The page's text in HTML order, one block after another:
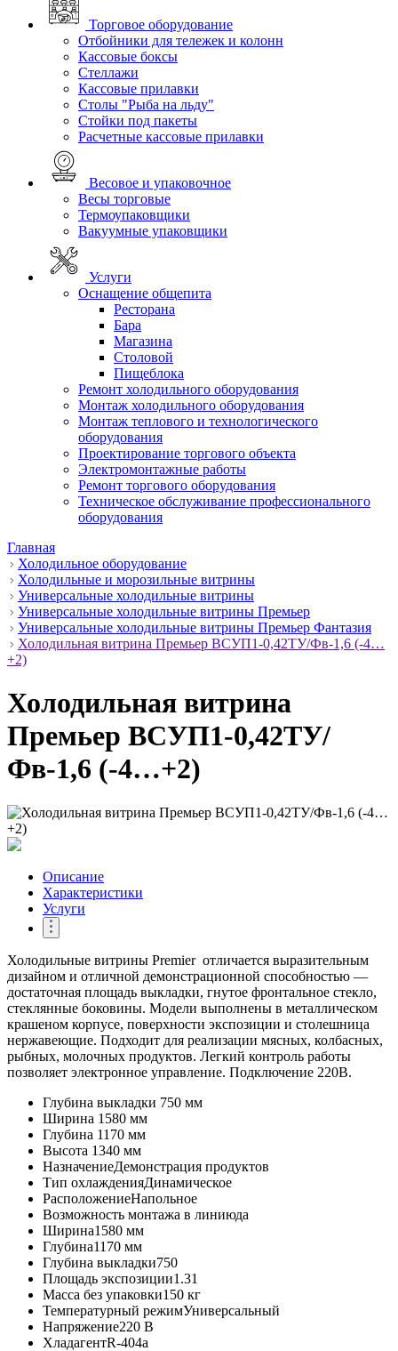
Торговое оборудование
Отбойники для тележек и колонн
Кассовые боксы
Стеллажи
Кассовые прилавки
Столы "Рыба на льду"
Стойки под пакеты
Расчетные кассовые прилавки
Весовое и упаковочное
Весы торговые
Термоупаковщики
Вакуумные упаковщики
Услуги
Оснащение общепита
Ресторана
Бара
Магазина
Столовой
Пищеблока
Ремонт холодильного оборудования
Монтаж холодильного оборудования
Монтаж теплового и технологического
оборудования
Проектирование торгового объекта
Электромонтажные работы
Ремонт торгового оборудования
Техническое обслуживание профессионального
оборудования
Главная
Холодильное оборудование
Холодильные и морозильные витрины
Универсальные холодильные витрины
Универсальные холодильные витрины Премьер
Универсальные холодильные витрины Премьер Фантазия
Холодильная витрина Премьер ВСУП1-0,42ТУ/Фв-1,6 (-4…
+2)
Холодильная витрина
Премьер ВСУП1-0,42ТУ/
Фв-1,6 (-4…+2)
Описание
Характеристики
Услуги
Холодильные витрины Premier отличается выразительным
дизайном и отличной демонстрационной способностью —
достаточная площадь выкладки, гнутое фронтальное стекло,
стеклянные боковины. Модели выполнены в металлическом
крашеном корпусе, поверхности экспозиции и столешница
нержавеющие. Подходит для реализации мясных, колбасных,
рыбных, молочных продуктов. Легкий контроль работы
позволяет электронное управление. Подключение 220В.
Глубина выкладки 750 мм
Ширина 1580 мм
Глубина 1170 мм
Высота 1340 мм
НазначениеДемонстрация продуктов
Тип охлажденияДинамическое
РасположениеНапольное
Возможность монтажа в линиюда
Ширина1580 мм
Глубина1170 мм
Глубина выкладки750
Площадь экспозиции1.31
Масса без упаковки150 кг
Температурный режимУниверсальный
Напряжение220 В
ХладагентR-404a